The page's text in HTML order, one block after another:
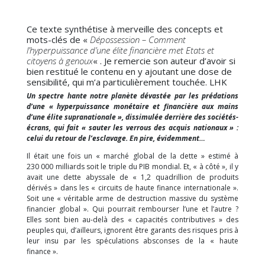
Ce texte synthétise à merveille des concepts et
mots-clés de « Dépossession – Comment
l’hyperpuissance d’une élite financière met Etats et
citoyens à genoux« . Je remercie son auteur d’avoir si
bien restitué le contenu en y ajoutant une dose de
sensibilité, qui m’a particulièrement touchée. LHK
Un spectre hante notre planète dévastée par les prédations
d’une « hyperpuissance monétaire et financière aux mains
d’une élite supranationale », dissimulée derrière des sociétés-
écrans, qui fait « sauter les verrous des acquis nationaux » :
celui du retour de l’esclavage. En pire, évidemment…
Il était une fois un « marché global de la dette » estimé à
230 000 milliards soit le triple du PIB mondial. Et, « à côté », il y
avait une dette abyssale de « 1,2 quadrillion de produits
dérivés » dans les « circuits de haute finance internationale ».
Soit une « véritable arme de destruction massive du système
financier global ». Qui pourrait rembourser l’une et l’autre ?
Elles sont bien au-delà des « capacités contributives » des
peuples qui, d’ailleurs, ignorent être garants des risques pris à
leur insu par les spéculations absconses de la « haute
finance ».